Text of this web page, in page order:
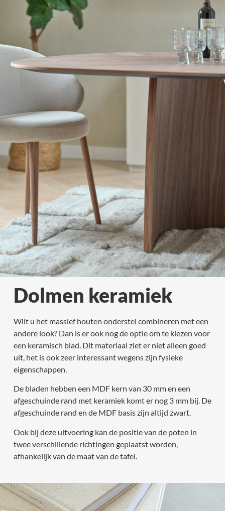
Dolmen keramiek
Wilt u het massief houten onderstel combineren met een
andere look? Dan is er ook nog de optie om te kiezen voor
een keramisch blad. Dit materiaal ziet er niet alleen goed
uit, het is ook zeer interessant wegens zijn fysieke
eigenschappen.
De bladen hebben een MDF kern van 30 mm en een
afgeschuinde rand met keramiek komt er nog 3 mm bij. De
afgeschuinde rand en de MDF basis zijn altijd zwart.
Ook bij deze uitvoering kan de positie van de poten in
twee verschillende richtingen geplaatst worden,
afhankelijk van de maat van de tafel.